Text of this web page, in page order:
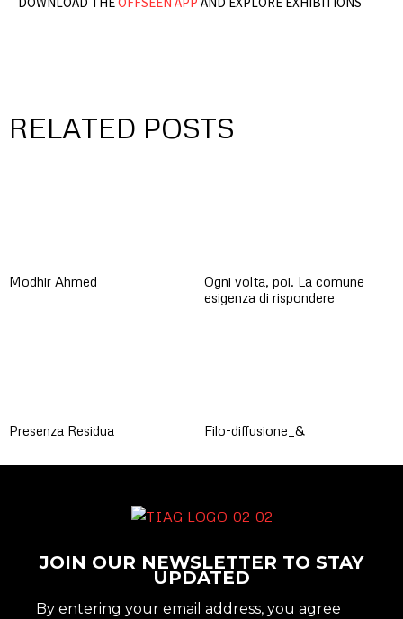
RELATED POSTS
Modhir Ahmed
Ogni volta, poi. La comune
esigenza di rispondere
Presenza Residua Filo-diffusione_&
JOIN OUR NEWSLETTER TO STAY
UPDATED
By entering your email address, you agree